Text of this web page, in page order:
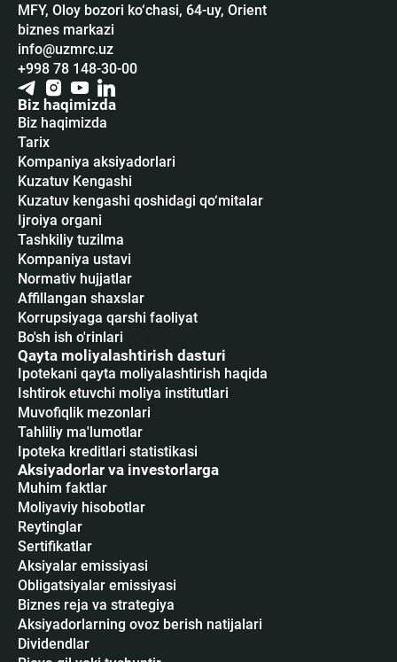
MFY, Oloy bozori ko‘chasi, 64-uy, Orient
biznes markazi
info@uzmrc.uz
+998 78 148-30-00
Biz haqimizda
Biz haqimizda
Tarix
Kompaniya aksiyadorlari
Kuzatuv Kengashi
Kuzatuv kengashi qoshidagi qo‘mitalar
Ijroiya organi
Tashkiliy tuzilma
Kompaniya ustavi
Normativ hujjatlar
Affillangan shaxslar
Korrupsiyaga qarshi faoliyat
Bo'sh ish o'rinlari
Qayta moliyalashtirish dasturi
Ipotekani qayta moliyalashtirish haqida
Ishtirok etuvchi moliya institutlari
Muvofiqlik mezonlari
Tahliliy ma'lumotlar
Ipoteka kreditlari statistikasi
Aksiyadorlar va investorlarga
Muhim faktlar
Moliyaviy hisobotlar
Reytinglar
Sertifikatlar
Аksiyalar emissiyasi
Obligatsiyalar emissiyasi
Biznes reja va strategiya
Aksiyadorlarning ovoz berish natijalari
Dividendlar